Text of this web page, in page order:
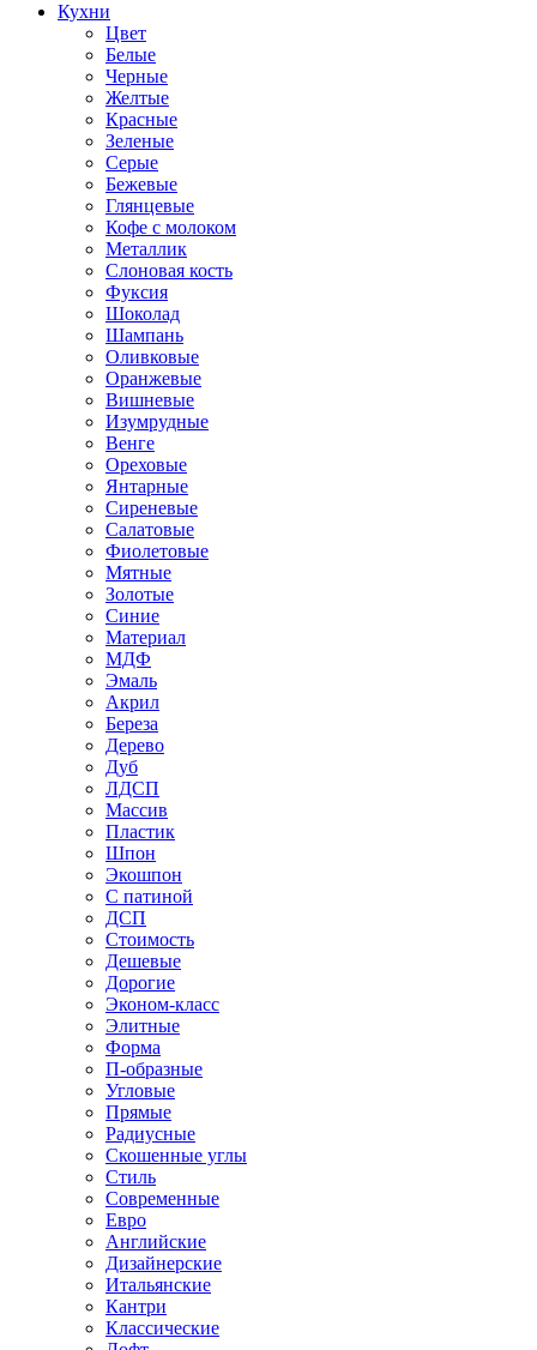
Кухни
Цвет
Белые
Черные
Желтые
Красные
Зеленые
Серые
Бежевые
Глянцевые
Кофе с молоком
Металлик
Слоновая кость
Фуксия
Шоколад
Шампань
Оливковые
Оранжевые
Вишневые
Изумрудные
Венге
Ореховые
Янтарные
Сиреневые
Салатовые
Фиолетовые
Мятные
Золотые
Синие
Материал
МДФ
Эмаль
Акрил
Береза
Дерево
Дуб
ЛДСП
Массив
Пластик
Шпон
Экошпон
С патиной
ДСП
Стоимость
Дешевые
Дорогие
Эконом-класс
Элитные
Форма
П-образные
Угловые
Прямые
Радиусные
Скошенные углы
Стиль
Современные
Евро
Английские
Дизайнерские
Итальянские
Кантри
Классические